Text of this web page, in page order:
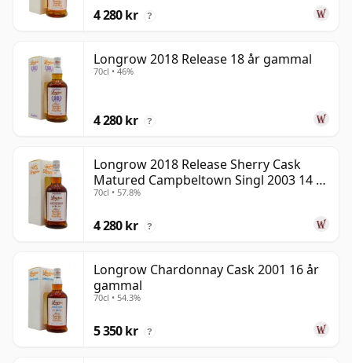
4 280 kr ?
Longrow 2018 Release 18 år gammal
70cl • 46%
4 280 kr ?
Longrow 2018 Release Sherry Cask
Matured Campbeltown Singl 2003 14 år
gammal
70cl • 57.8%
4 280 kr ?
Longrow Chardonnay Cask 2001 16 år
gammal
70cl • 54.3%
5 350 kr ?